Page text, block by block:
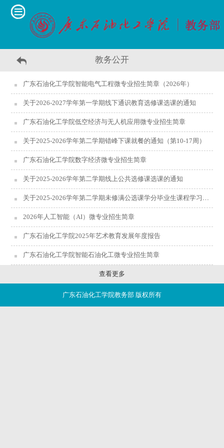
教务公开
广东石油化工学院智能电气工程微专业招生简章（2026年）
关于2026-2027学年第一学期线下通识教育选修课选课的通知
广东石油化工学院低空经济与无人机应用微专业招生简章
关于2025-2026学年第二学期错峰下课就餐的通知（第10-17周）
广东石油化工学院数字经济微专业招生简章
关于2025-2026学年第二学期线上公共选修课选课的通知
关于2025-2026学年第二学期未修满公选课学分毕业生课程学习及考试安排的通知
2026年人工智能（AI）微专业招生简章
广东石油化工学院2025年艺术教育发展年度报告
广东石油化工学院智能石油化工微专业招生简章
查看更多
广东石油化工学院教务部 版权所有